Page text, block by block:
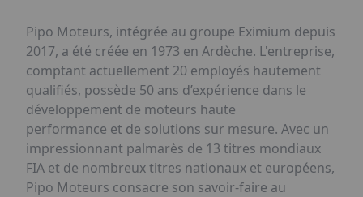
Pipo Moteurs, intégrée au groupe Eximium depuis
2017, a été créée en 1973 en Ardèche. L'entreprise,
comptant actuellement 20 employés hautement
qualifiés, possède 50 ans d’expérience dans le
développement de moteurs haute
performance et de solutions sur mesure. Avec un
impressionnant palmarès de 13 titres mondiaux
FIA et de nombreux titres nationaux et européens,
Pipo Moteurs consacre son savoir-faire au